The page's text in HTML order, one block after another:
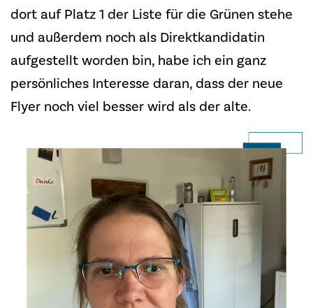
dort auf Platz 1 der Liste für die Grünen stehe
und außerdem noch als Direktkandidatin
aufgestellt worden bin, habe ich ein ganz
persönliches Interesse daran, dass der neue
Flyer noch viel besser wird als der alte.